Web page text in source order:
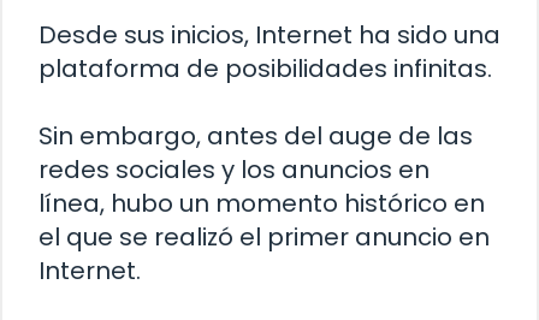
Desde sus inicios, Internet ha sido una
plataforma de posibilidades infinitas.
Sin embargo, antes del auge de las
redes sociales y los anuncios en
línea, hubo un momento histórico en
el que se realizó el primer anuncio en
Internet.